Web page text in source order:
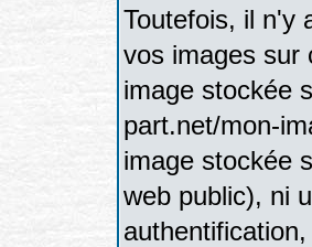
Toutefois, il n'y
vos images sur
image stockée
part.net/mon-
image stockée
web public), ni